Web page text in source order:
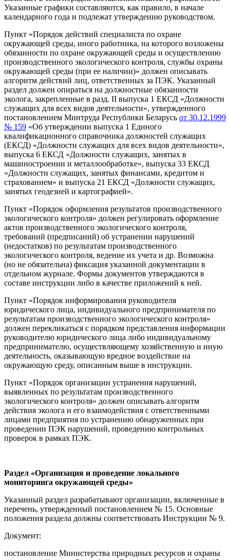
Указанные графики составляются, как правило, в начале
календарного года и подлежат утверждению руководством.
Пункт «Порядок действий специалиста по охране
окружающей среды, иного работника, на которого возложены
обязанности по охране окружающей среды и осуществлению
производственного экологического контроля, службы охраны
окружающей среды (при ее наличии)» должен описывать
алгоритм действий лиц, ответственных за ПЭК. Указанный
раздел должен опираться на должностные обязанности
эколога, закрепленные в разд. II выпуска 1 ЕКСД «Должности
служащих для всех видов деятельности», утвержденного
постановлением Минтруда Республики Беларусь от 30.12.1999
№ 159 «Об утверждении выпуска 1 Единого
квалификационного справочника должностей служащих
(ЕКСД) «Должности служащих для всех видов деятельности»,
выпуска 6 ЕКСД «Должности служащих, занятых в
машиностроении и металлообработке», выпуска 33 ЕКСД
«Должности служащих, занятых финансами, кредитом и
страхованием» и выпуска 21 ЕКСД «Должности служащих,
занятых геодезией и картографией».
Пункт «Порядок оформления результатов производственного
экологического контроля» должен регулировать оформление
актов производственного экологического контроля,
требований (предписаний) об устранении нарушений
(недостатков) по результатам производственного
экологического контроля, ведение их учета и др. Возможна
(но не обязательна) фиксация указанной документации в
отдельном журнале. Формы документов утверждаются в
составе инструкции либо в качестве приложений к ней.
Пункт «Порядок информирования руководителя
юридического лица, индивидуального предпринимателя по
результатам производственного экологического контроля»
должен перекликаться с порядком представления информации
руководителю юридического лица либо индивидуальному
предпринимателю, осуществляющему хозяйственную и иную
деятельность, оказывающую вредное воздействие на
окружающую среду, описанным выше в инструкции.
Пункт «Порядок организации устранения нарушений,
выявленных по результатам производственного
экологического контроля» должен описывать алгоритм
действия эколога и его взаимодействия с ответственными
лицами предприятия по устранению обнаруженных при
проведении ПЭК нарушений, проведению контрольных
проверок в рамках ПЭК.
Раздел «Организация и проведение локального
мониторинга окружающей среды»
Указанный раздел разрабатывают организации, включенные в
перечень, утвержденный постановлением № 15. Основные
положения раздела должны соответствовать Инструкции № 9.
Документ:
постановление Министерства природных ресурсов и охраны